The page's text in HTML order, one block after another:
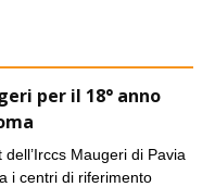
per il 18° anno
dell’Irccs Maugeri di Pavia
i centri di riferimento